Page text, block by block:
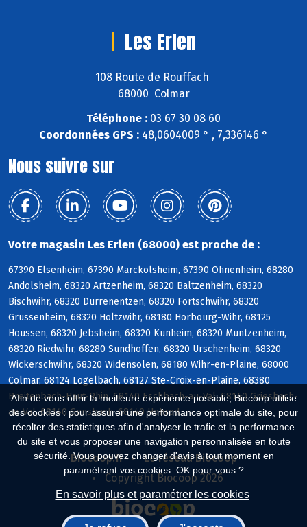
Afin de vous offrir la meilleure expérience possible, Biocoop utilise
des cookies : pour assurer une performance optimale du site, pour
récolter des statistiques afin d'analyser le trafic et la performance
du site et vous proposer une navigation personnalisée en toute
sécurité. Vous pouvez changer d'avis à tout moment en
paramétrant vos cookies. OK pour vous ?
En savoir plus et paramétrer les cookies
Les Erlen
108 Route de Rouffach
68000 Colmar
Téléphone : 03 67 30 08 60
Coordonnées GPS : 48,0604009 ° , 7,336146 °
Nous suivre sur
Votre magasin Les Erlen (68000) est proche de :
67390 Elsenheim, 67390 Marckolsheim, 67390 Ohnenheim, 68280
Andolsheim, 68320 Artzenheim, 68320 Baltzenheim, 68320
Bischwihr, 68320 Durrenentzen, 68320 Fortschwihr, 68320
Grussenheim, 68320 Holtzwihr, 68180 Horbourg-Wihr, 68125
Houssen, 68320 Jebsheim, 68320 Kunheim, 68320 Muntzenheim,
68320 Riedwihr, 68280 Sundhoffen, 68320 Urschenheim, 68320
Wickerschwihr, 68320 Widensolen, 68180 Wihr-en-Plaine, 68000
Colmar, 68124 Logelbach, 68127 Ste-Croix-en-Plaine, 68380
Breitenbach-Haut-Rhin, 68140 Eschbach-au-Val, 68140 Griesbach-
au-Val, 68140 Gunsbach, 68140 Hohrod
Biocoop.fr
Le réseau Biocoop
Copyright Biocoop 2026